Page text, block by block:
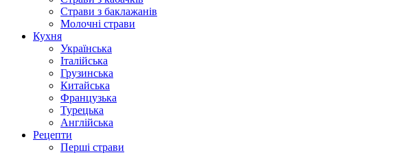
Страви з баклажанів
Молочні страви
Кухня
Українська
Італійська
Грузинська
Китайська
Французька
Турецька
Англійська
Рецепти
Перші страви